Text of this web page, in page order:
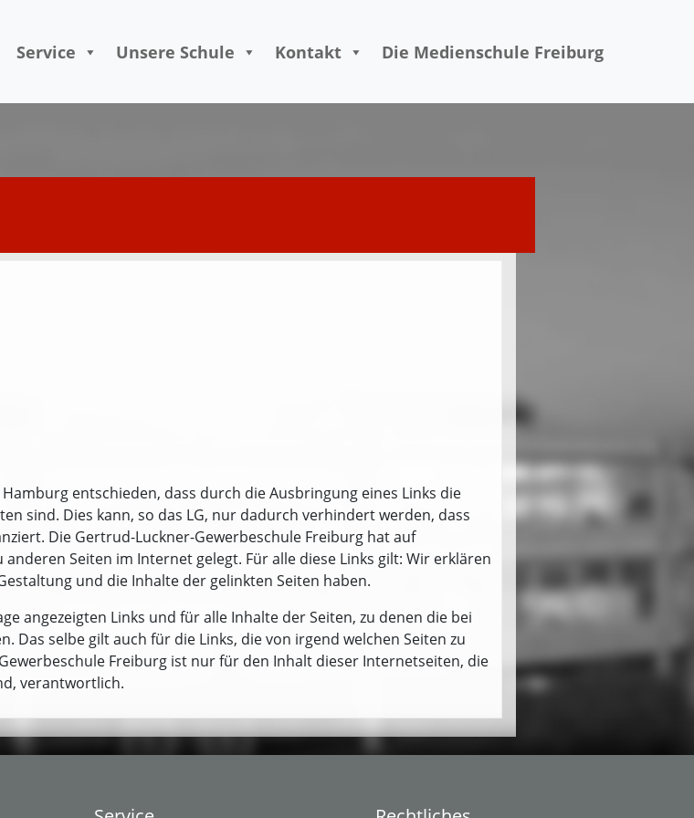
Service Unsere Schule Kontakt Die Medienschule Freiburg
entschieden, dass durch die Ausbringung eines Links die
sind. Dies kann, so das LG, nur dadurch verhindert werden, dass
Die Gertrud-Luckner-Gewerbeschule Freiburg hat auf
Seiten im Internet gelegt. Für alle diese Links gilt: Wir erklären
und die Inhalte der gelinkten Seiten haben.
angezeigten Links und für alle Inhalte der Seiten, zu denen die bei
Das selbe gilt auch für die Links, die von irgend welchen Seiten zu
Freiburg ist nur für den Inhalt dieser Internetseiten, die
verantwortlich.